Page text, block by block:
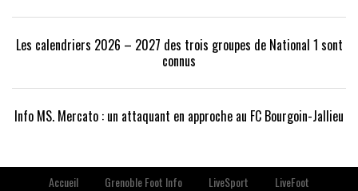
Les calendriers 2026 – 2027 des trois groupes de National 1 sont
connus
Info MS. Mercato : un attaquant en approche au FC Bourgoin-Jallieu
Accueil Grenoble Foot Info LiveSport
LiveFoot